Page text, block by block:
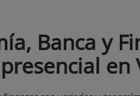
Banca y
en